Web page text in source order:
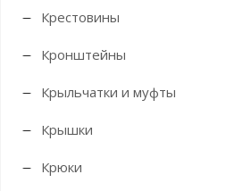
Крестовины
Кронштейны
Крыльчатки и муфты
Крышки
Крюки